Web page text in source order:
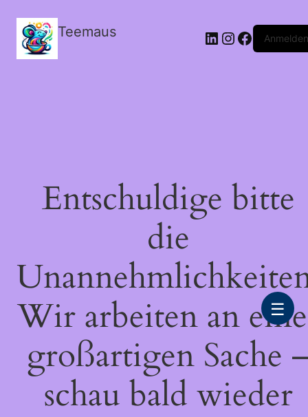
Teemaus LinkedIn
Instagram
FacebookAnmelden
Entschuldige bitte
die
Wir arbeiten an
großartigen Sache
schau bald wieder
☰